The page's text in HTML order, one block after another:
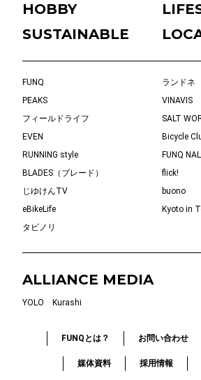
HOBBY
SUSTAINABLE
FUNQ
ランドネ
PEAKS
VINAVIS
フィールドライフ
SALT
EVEN
Bicycle
RUNNING style
FUNQ
BLADES（ブレード）
flick!
じゆけんTV
buono
eBikeLife
Kyoto in
タビノリ
ALLIANCE MEDIA
YOLO Kurashi
FUNQとは？ お問い合わせ
媒体資料 採用情報